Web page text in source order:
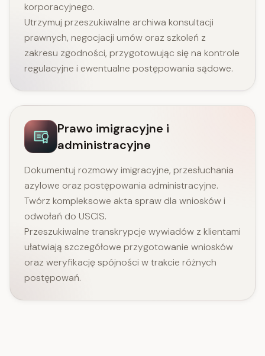
korporacyjnego.
Utrzymuj przeszukiwalne archiwa konsultacji
prawnych, negocjacji umów oraz szkoleń z
zakresu zgodności, przygotowując się na kontrole
regulacyjne i ewentualne postępowania sądowe.
Prawo imigracyjne i
administracyjne
Dokumentuj rozmowy imigracyjne, przesłuchania
azylowe oraz postępowania administracyjne.
Twórz kompleksowe akta spraw dla wniosków i
odwołań do USCIS.
Przeszukiwalne transkrypcje wywiadów z klientami
ułatwiają szczegółowe przygotowanie wniosków
oraz weryfikację spójności w trakcie różnych
postępowań.